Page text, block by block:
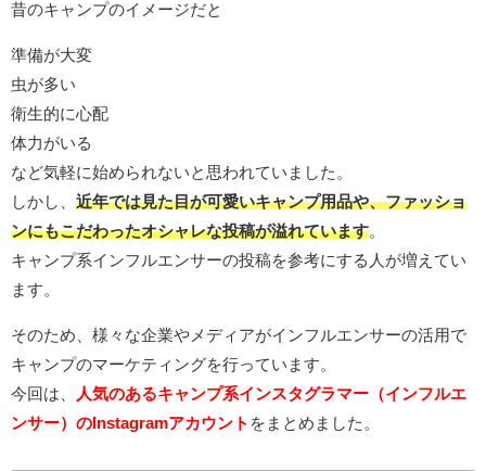
昔のキャンプのイメージだと
準備が大変
虫が多い
衛生的に心配
体力がいる
など気軽に始められないと思われていました。
しかし、 近年では見た目が可愛いキャンプ用品や、ファッショ
ンにもこだわったオシャレな投稿が溢れています。
キャンプ系インフルエンサーの投稿を参考にする人が増えてい
ます。
そのため、様々な企業やメディアがインフルエンサーの活用で
キャンプのマーケティングを行っています。
今回は、
人気のあるキャンプ系インスタグラマー（インフルエ
ンサー）のInstagramアカウント をまとめました。